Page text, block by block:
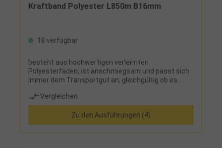
Kraftband Polyester L850m B16mm
18 verfügbar
besteht aus hochwertigen verleimten
Polyesterfäden, ist anschmiegsam und passt sich
immer dem Transportgut an, gleichgültig ob es
Vergleichen
Zu den Ausführungen (4)